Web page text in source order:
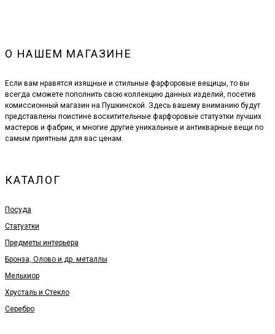
О НАШЕМ МАГАЗИНЕ
Если вам нравятся изящные и стильные фарфоровые вещицы, то вы
всегда сможете пополнить свою коллекцию данных изделий, посетив
комиссионный магазин на Пушкинской. Здесь вашему вниманию будут
представлены поистине восхитительные фарфоровые статуэтки лучших
мастеров и фабрик, и многие другие уникальные и антикварные вещи по
самым приятным для вас ценам.
КАТАЛОГ
Посуда
Статуэтки
Предметы интерьера
Бронза, Олово и др. металлы
Мельхиор
Хрусталь и Стекло
Серебро